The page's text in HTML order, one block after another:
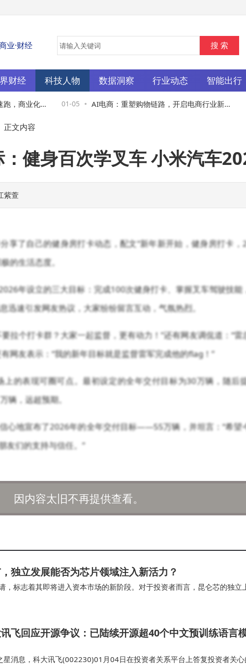
业·财经
财经 科技人物 数据洞察 行业动态 智能出行
商业化探 01-05 AI电商：重塑购物链路，开启电商行业新增
正文内容
健身百次学叉车 小米汽车
紫萱
享了自己的健身房打卡动态，配文“新年新开始，健身房打卡，
的生活态度。
年设立的三大目标：完成100次健身打卡、掌握叉车驾驶技能
迅速引发网友热议，大家纷纷留言互动，气氛热烈。
拉个打卡群？大家一起监督，更有动力！”还有网友调侃道：“雷
网友表示：“我的新年目标就是监督雷军完成他的flag！”
的表现可圈可点。最初设定的全年交付目标为30万辆，随后
辆，远超预期。
心地宣布了2026年的全年交付目标——55万辆，并坦言：“希望
友们的支持与信任。”
因内容太旧不再提供查看。
独立发展能否为芯片领域注入新活力？
，标志着其即将进入资本市场的新阶段。对于投资者而言，昆仑芯的独立
讨的问题。提升你的信息处理效率" ~
飞回应开源争议：已陆续开源超40个中文预训练语言
星消息，科大讯飞(002230)01月04日在投资者关系平台上答复投资者关心